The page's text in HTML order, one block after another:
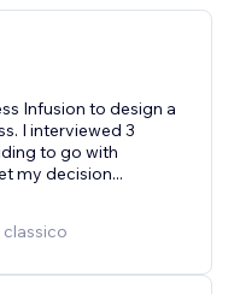
Infusion to design a
I interviewed 3
to go with
my decision...